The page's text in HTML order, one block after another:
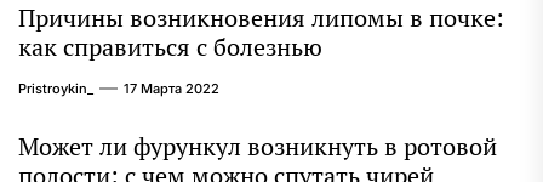
Причины возникновения липомы в почке:
как справиться с болезнью
Pristroykin_ 17 Марта 2022
Может ли фурункул возникнуть в ротовой
полости: с чем можно спутать чирей